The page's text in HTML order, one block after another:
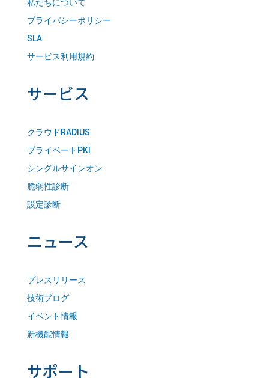
私たちについて
プライバシーポリシー
SLA
サービス利用規約
サービス
クラウドRADIUS
プライベートPKI
シングルサインオン
脆弱性診断
設定診断
ニュース
プレスリリース
技術ブログ
イベント情報
新機能情報
サポート